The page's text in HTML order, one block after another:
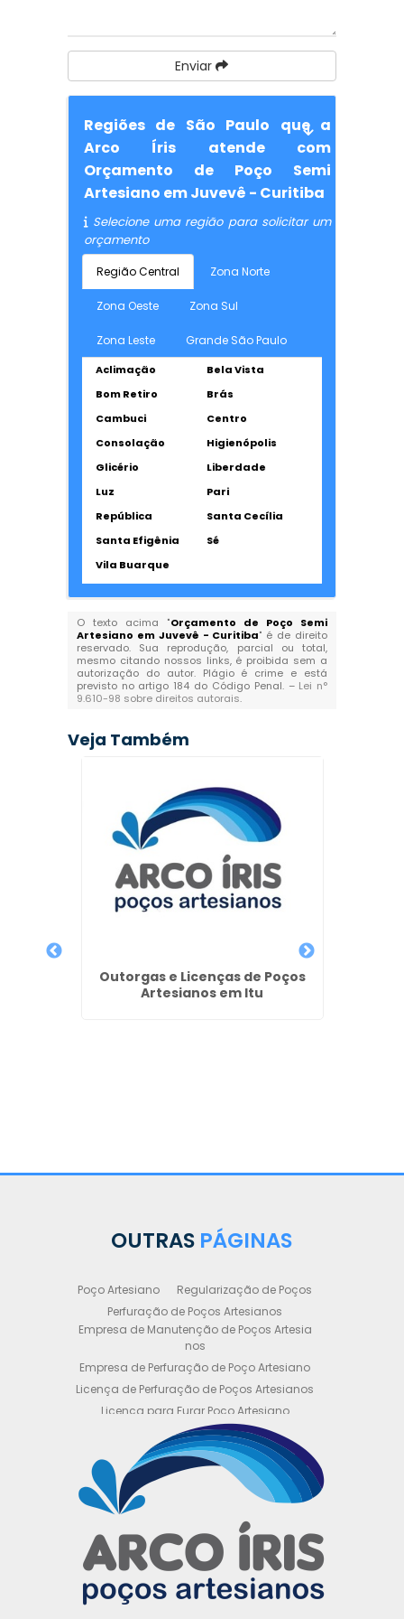
Enviar
Regiões de São Paulo que a
Arco Íris atende com
Orçamento de Poço Semi
Artesiano em Juvevê - Curitiba
Selecione uma região para solicitar um
orçamento
Região Central Zona Norte
Zona Oeste Zona Sul
Zona Leste Grande São Paulo
Aclimação
Bela Vista
Bom Retiro
Brás
Cambuci
Centro
Consolação
Higienópolis
Glicério
Liberdade
Luz
Pari
República
Santa Cecília
Santa Efigênia
Sé
Vila Buarque
O texto acima "Orçamento de Poço Semi
Artesiano em Juvevê - Curitiba" é de direito
reservado. Sua reprodução, parcial ou total,
mesmo citando nossos links, é proibida sem a
autorização do autor. Plágio é crime e está
previsto no artigo 184 do Código Penal. – Lei n°
9.610-98 sobre direitos autorais.
Veja Também
Outorgas e Licenças de Poços
Artesianos em Itu
OUTRAS PÁGINAS
Poço Artesiano
Regularização de Poços
Perfuração de Poços Artesianos
Empresa de Manutenção de Poços Artesia
nos
Empresa de Perfuração de Poço Artesiano
Licença de Perfuração de Poços Artesianos
Licença para Furar Poço Artesiano
Licença para Perfuração de Poço Artesiano
Licença para Poço Semi Artesiano
Manutenção de Poço Semi Artesiano
Manutenção Preventiva de Poços Artesiano
Obtenha sua Licença de Perfuração de Poç
o Artesiano
Orçamento de Poço Semi Artesiano
Orçamento para Perfuração de Poço Artesi
ano